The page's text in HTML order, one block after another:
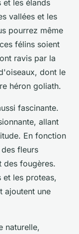
et les élands
vallées et les
pourrez même
félins soient
ravis par la
dont le
héron goliath.
fascinante.
allant
En fonction
fleurs
des fougères.
et les proteas,
ajoutent une
naturelle,